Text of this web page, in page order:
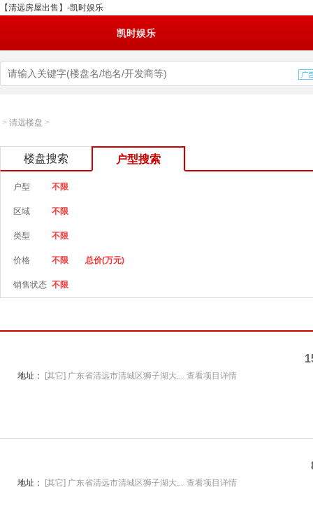
【清远房屋出售】-凯时娱乐
凯时娱乐
> 清远楼盘 >
楼盘搜索 户型搜索
户型 不限
区域 不限
类型 不限
价格 不限 总价(万元)
销售状态 不限
地址： [其它] 广东省清远市清城区狮子湖大... 查看项目详情
地址： [其它] 广东省清远市清城区狮子湖大... 查看项目详情